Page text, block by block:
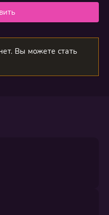
Вы можете стать